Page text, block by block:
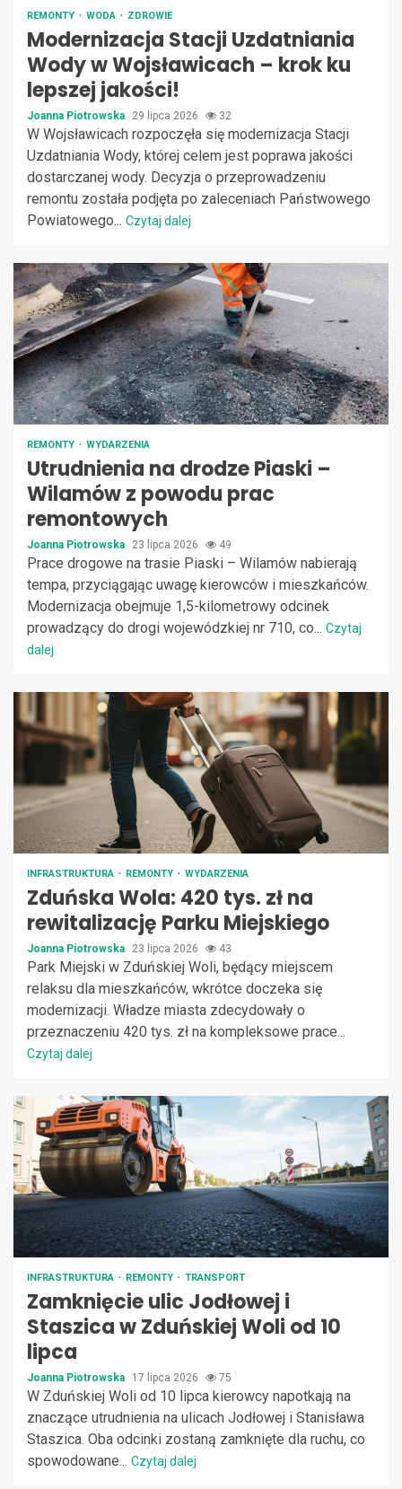
REMONTY WODA ZDROWIE
Modernizacja Stacji Uzdatniania
Wody w Wojsławicach – krok ku
lepszej jakości!
Joanna Piotrowska 29 lipca 2026 32
W Wojsławicach rozpoczęła się modernizacja Stacji
Uzdatniania Wody, której celem jest poprawa jakości
dostarczanej wody. Decyzja o przeprowadzeniu
remontu została podjęta po zaleceniach Państwowego
Powiatowego... Czytaj dalej
REMONTY WYDARZENIA
Utrudnienia na drodze Piaski –
Wilamów z powodu prac
remontowych
Joanna Piotrowska 23 lipca 2026 49
Prace drogowe na trasie Piaski – Wilamów nabierają
tempa, przyciągając uwagę kierowców i mieszkańców.
Modernizacja obejmuje 1,5-kilometrowy odcinek
prowadzący do drogi wojewódzkiej nr 710, co... Czytaj
dalej
INFRASTRUKTURA REMONTY WYDARZENIA
Zduńska Wola: 420 tys. zł na
rewitalizację Parku Miejskiego
Joanna Piotrowska 23 lipca 2026 43
Park Miejski w Zduńskiej Woli, będący miejscem
relaksu dla mieszkańców, wkrótce doczeka się
modernizacji. Władze miasta zdecydowały o
przeznaczeniu 420 tys. zł na kompleksowe prace...
Czytaj dalej
INFRASTRUKTURA REMONTY TRANSPORT
Zamknięcie ulic Jodłowej i
Staszica w Zduńskiej Woli od 10
lipca
Joanna Piotrowska 17 lipca 2026 75
W Zduńskiej Woli od 10 lipca kierowcy napotkają na
znaczące utrudnienia na ulicach Jodłowej i Stanisława
Staszica. Oba odcinki zostaną zamknięte dla ruchu, co
spowodowane... Czytaj dalej